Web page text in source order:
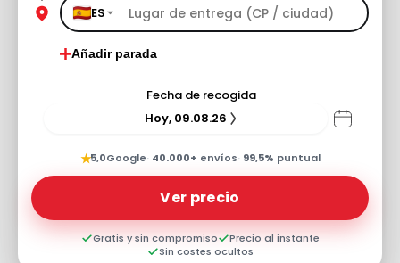
ES
Añadir parada
Fecha de recogida
Hoy, 09.08.26
★5,0Google· 40.000+ envíos· 99,5% puntual
Ver precio
Gratis y sin compromiso
Precio al instante
Sin costes ocultos